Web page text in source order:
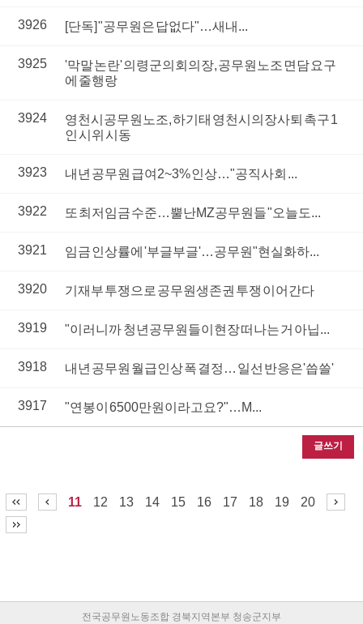
[단독] "공무원은 답 없다"…새내...
3926
'막말 논란' 의령군의회 의장, 공무원노조 면담 요구
에 줄행랑
3925
영천시공무원노조, 하기태 영천시의장 사퇴 촉구 1
인 시위 시동
3924
내년 공무원 급여 2~3% 인상…"공직사회 ...
3923
또 최저임금 수준…뿔난 MZ공무원들 "오늘도...
3922
임금 인상률에 '부글부글'…공무원 "현실화하...
3921
기재부 투쟁으로 공무원 생존권 투쟁 이어간다
3920
"이러니까 청년공무원들이 현장 떠나는 거 아닙...
3919
내년 공무원 월급 인상 폭 결정… 일선 반응은 '씁쓸'
3918
"연봉이 6500만원이라고요?"…M...
3917
글쓰기
11 12 13 14 15 16 17 18 19 20
전국공무원노동조합 경북지역본부 청송군지부